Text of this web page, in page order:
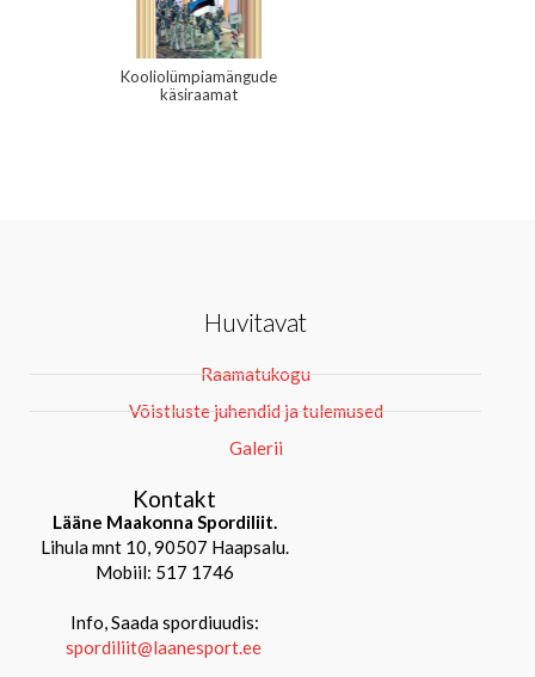
Kooliolümpiamängude
käsiraamat
Huvitavat
Raamatukogu
Võistluste juhendid ja tulemused
Galerii
Kontakt
Lääne Maakonna Spordiliit.
Lihula mnt 10, 90507 Haapsalu.
Mobiil: 517 1746
Info, Saada spordiuudis:
spordiliit@laanesport.ee